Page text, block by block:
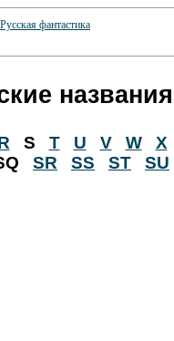
названия
S T U V W X
SR SS ST SU